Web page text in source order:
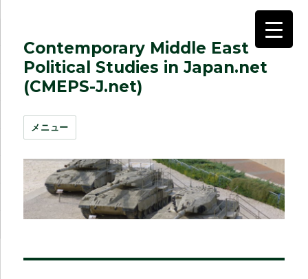
Contemporary Middle East
Political Studies in Japan.net
(CMEPS-J.net)
メニュー